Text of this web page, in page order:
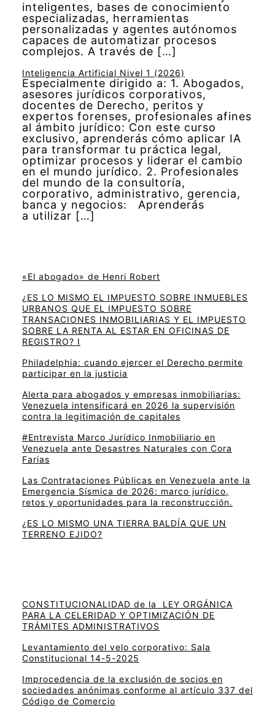
inteligentes, bases de conocimiento
especializadas, herramientas
personalizadas y agentes autónomos
capaces de automatizar procesos
complejos. A través de […]
Inteligencia Artificial Nivel 1 (2026)
Especialmente dirigido a: 1. Abogados,
asesores jurídicos corporativos,
docentes de Derecho, peritos y
expertos forenses, profesionales afines
al ámbito jurídico: Con este curso
exclusivo, aprenderás cómo aplicar IA
para transformar tu práctica legal,
optimizar procesos y liderar el cambio
en el mundo jurídico. 2. Profesionales
del mundo de la consultoría,
corporativo, administrativo, gerencia,
banca y negocios: Aprenderás
a utilizar […]
«El abogado» de Henri Robert
¿ES LO MISMO EL IMPUESTO SOBRE INMUEBLES
URBANOS QUE EL IMPUESTO SOBRE
TRANSACIONES INMOBILIARIAS Y EL IMPUESTO
SOBRE LA RENTA AL ESTAR EN OFICINAS DE
REGISTRO? I
Philadelphia: cuando ejercer el Derecho permite
participar en la justicia
Alerta para abogados y empresas inmobiliarias:
Venezuela intensificará en 2026 la supervisión
contra la legitimación de capitales
#Entrevista Marco Jurídico Inmobiliario en
Venezuela ante Desastres Naturales con Cora
Farias
Las Contrataciones Públicas en Venezuela ante la
Emergencia Sísmica de 2026: marco jurídico,
retos y oportunidades para la reconstrucción.
¿ES LO MISMO UNA TIERRA BALDÍA QUE UN
TERRENO EJIDO?
CONSTITUCIONALIDAD de la LEY ORGÁNICA
PARA LA CELERIDAD Y OPTIMIZACIÓN DE
TRÁMITES ADMINISTRATIVOS
Levantamiento del velo corporativo: Sala
Constitucional 14-5-2025
Improcedencia de la exclusión de socios en
sociedades anónimas conforme al artículo 337 del
Código de Comercio